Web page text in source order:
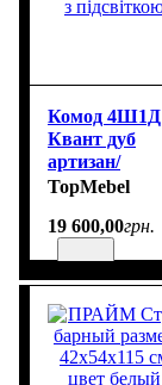
Комод 4Ш1Д
Квант дуб
артизан/
чорний з
TopMebel
19 600,00грн.